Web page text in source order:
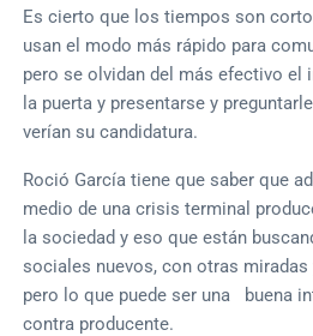
Es cierto que los tiempos son
usan el modo más rápido para
pero se olvidan del más efectivo el
la puerta y presentarse y
verían su candidatura.
Roció García tiene que saber que
medio de una crisis terminal
la sociedad y eso que están
sociales nuevos, con otras
pero lo que puede ser una buena
contra producente.